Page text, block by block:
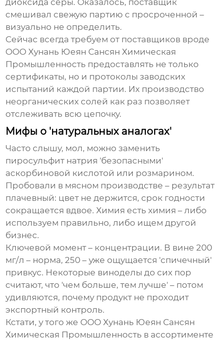
смешивал свежую партию с просроченной –
визуально не определить.
Сейчас всегда требуем от поставщиков вроде
OOO Хунань Юеян Сансян Химическая
Промышленность предоставлять не только
сертификаты, но и протоколы заводских
испытаний каждой партии. Их производство
неорганических солей как раз позволяет
отслеживать всю цепочку.
Мифы о 'натуральных аналогах'
Часто слышу, мол, можно заменить
пиросульфит натрия 'безопасными'
аскорбиновой кислотой или розмарином.
Пробовали в мясном производстве – результат
плачевный: цвет не держится, срок годности
сокращается вдвое. Химия есть химия – либо
используем правильно, либо ищем другой
бизнес.
Ключевой момент – концентрации. В вине 200
мг/л – норма, 250 – уже ощущается 'спичечный'
привкус. Некоторые виноделы до сих пор
считают, что 'чем больше, тем лучше' – потом
удивляются, почему продукт не проходит
экспортный контроль.
Кстати, у того же OOO Хунань Юеян Сансян
Химическая Промышленность в ассортименте